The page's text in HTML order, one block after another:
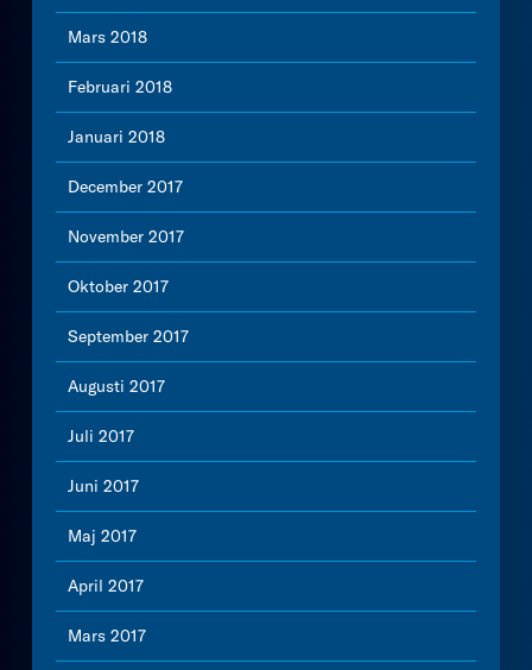
Mars 2018
Februari 2018
Januari 2018
December 2017
November 2017
Oktober 2017
September 2017
Augusti 2017
Juli 2017
Juni 2017
Maj 2017
April 2017
Mars 2017